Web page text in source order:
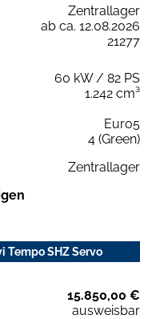
Zentrallager
ab ca. 12.08.2026
21277
60 kW / 82 PS
1.242 cm³
Euro5
4 (Green)
Zentrallager
Tempo SHZ Servo
15.850,00 €
ausweisbar